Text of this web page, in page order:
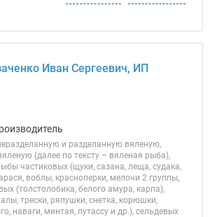
Иван Сергеевич, ИП
и разделанную вяленую,
(далее по тексту – вяленая рыба),
частиковых (щуки, сазана, леща, судака,
воблы, красноперки, мелочи 2 группы,
(толстолобика, белого амура, карпа),
трески, ряпушки, снетка, корюшки,
наваги, минтая, путассу и др.), сельдевых